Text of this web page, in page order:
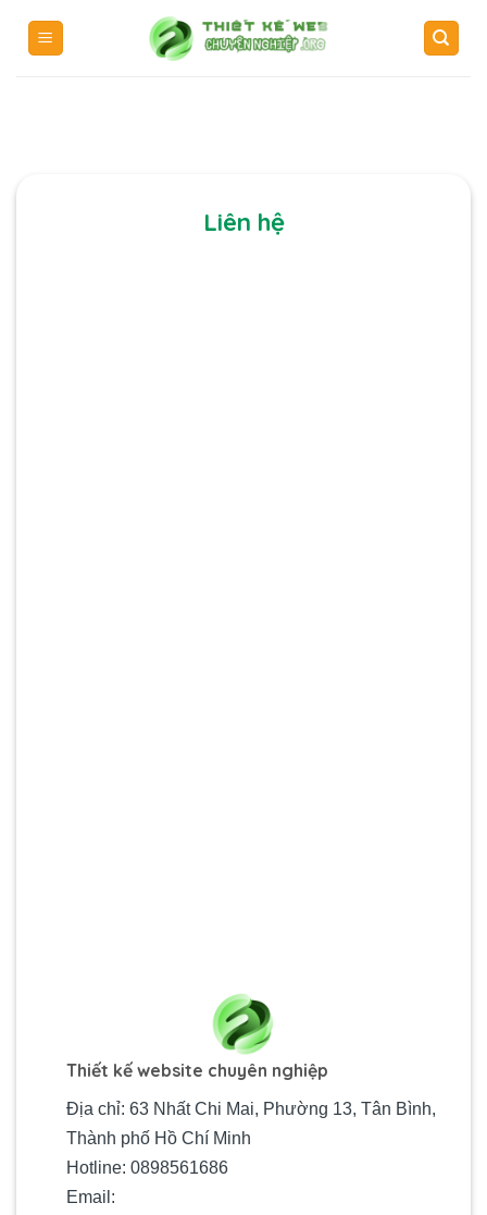
Liên hệ
Thiết kế website chuyên nghiệp
Địa chỉ: 63 Nhất Chi Mai, Phường 13, Tân Bình,
Thành phố Hồ Chí Minh
Hotline: 0898561686
Email: